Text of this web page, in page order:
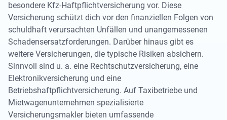
besondere Kfz-Haftpflichtversicherung vor. Diese
Versicherung schützt dich vor den finanziellen Folgen von
schuldhaft verursachten Unfällen und unangemessenen
Schadensersatzforderungen. Darüber hinaus gibt es
weitere Versicherungen, die typische Risiken absichern.
Sinnvoll sind u. a. eine Rechtschutzversicherung, eine
Elektronikversicherung und eine
Betriebshaftpflichtversicherung. Auf Taxibetriebe und
Mietwagenunternehmen spezialisierte
Versicherungsmakler bieten umfassende